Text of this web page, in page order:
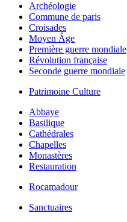
Archéologie
Commune de paris
Croisades
Moyen Âge
Première guerre mondiale
Révolution française
Seconde guerre mondiale
Patrimoine Culture
Abbaye
Basilique
Cathédrales
Chapelles
Monastères
Restauration
Rocamadour
Sanctuaires